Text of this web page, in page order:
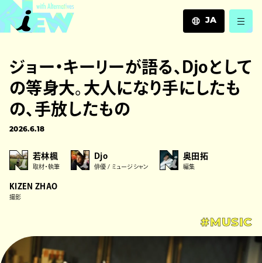
JA
EN
ZH
ジョー・キーリーが語る、Djoとして
の等身大。大人になり手にしたも
の、手放したもの
2026.6.18
若林楓
取材・執筆
Djo
俳優 / ミュージシャン
奥田拓
編集
KIZEN ZHAO
撮影
#MUSIC